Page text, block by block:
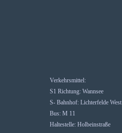
Verkehrsmittel:
S1 Richtung: Wannsee
S- Bahnhof: Lichterfelde West
Bus: M 11
Haltestelle: Holbeinstraße